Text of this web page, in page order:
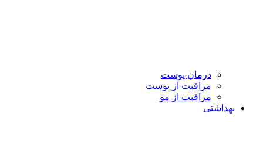
درمان پوست
مراقبت از پوست
مراقبت از مو
بهداشتی